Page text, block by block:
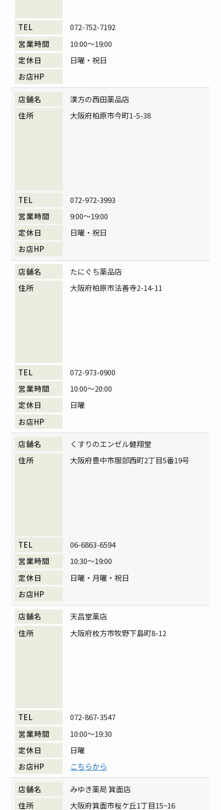
072-752-7192
10:00～19:00
日曜・祝日
漢方の西田薬品店
大阪府柏原市今町1-5-38
072-972-3993
9:00～19:00
日曜・祝日
たにぐち薬品店
大阪府柏原市法善寺2-14-11
072-973-0900
10:00～20:00
日曜
くすりのエンゼル健翔堂
大阪府豊中市服部西町2丁目5番19号
06-6863-6594
10:30～19:00
日曜・月曜・祝日
天昌堂薬店
大阪府枚方市牧野下島町8-12
072-867-3547
10:00～19:30
日曜
こちらから
みゆき薬局 箕面店
大阪府箕面市桜ケ丘1丁目15−16